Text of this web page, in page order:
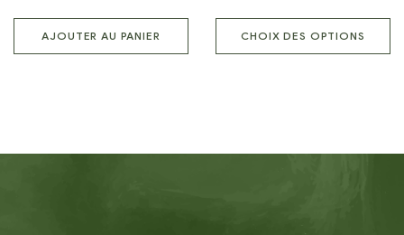
AJOUTER AU PANIER CHOIX DES OPTIONS